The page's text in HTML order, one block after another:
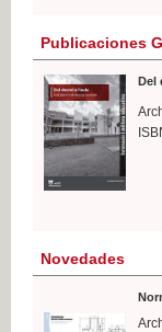
Publicaciones
Del
Novedades